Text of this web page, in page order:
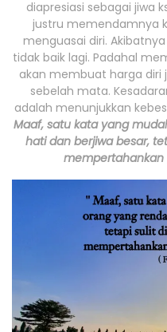
diapresiasi sebagai jiwa
justru memendamnya
menguasai diri.
tidak baik lagi. Padahal
akan membuat harga
sebelah mata.
adalah menunjukkan
Maaf, satu kata yang
hati dan berjiwa besar,
mempertahankan